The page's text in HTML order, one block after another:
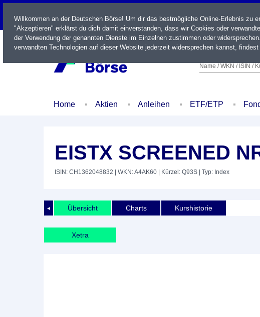
LIVE
Name / WKN / ISIN /
Home Aktien Anleihen ETF/ETP
EISTX SCREENED
ISIN: CH1362048832 | WKN: A4AK60 | Kürzel: Q93S | Typ: Index
◄ Übersicht Charts Kurshistorie
Xetra
Willkommen an der Deutschen Börse! Um dir das bestmögliche Online-Erlebnis
"Akzeptieren" erklärst du dich damit einverstanden, dass wir Cookies oder
der Verwendung der genannten Dienste im Einzelnen zustimmen oder
verwandten Technologien auf dieser Website jederzeit widersprechen kannst,